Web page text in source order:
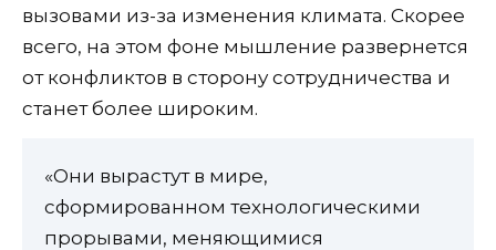
вызовами из-за изменения климата. Скорее
всего, на этом фоне мышление развернется
от конфликтов в сторону сотрудничества и
станет более широким.
«Они вырастут в мире,
сформированном технологическими
прорывами, меняющимися